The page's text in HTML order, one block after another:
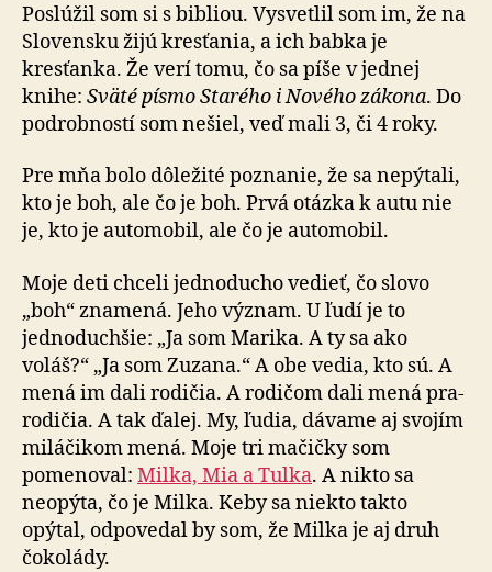
Poslúžil som si s bibliou. Vysvetlil som im, že na
Slo­ven­sku žijú kresťania, a ich babka je
kresťanka. Že verí tomu, čo sa píše v jednej
knihe: Sväté písmo Starého i Nového zákona. Do
podrobností som nešiel, veď mali 3, či 4 roky.
Pre mňa bolo dôležité poznanie, že sa nepýtali,
kto je boh, ale čo je boh. Prvá otázka k autu nie
je, kto je automobil, ale čo je automobil.
Moje deti chceli jednoducho vedieť, čo slovo
„boh“ zna­me­ná. Jeho význam. U ľudí je to
jednoduchšie: „Ja som Ma­ri­ka. A ty sa ako
voláš?“ „Ja som Zuzana.“ A obe vedia, kto sú. A
mená im dali rodičia. A rodičom dali mená pra­
ro­di­čia. A tak ďalej. My, ľudia, dávame aj svojím
miláčikom mená. Moje tri mačičky som
pomenoval: Milka, Mia a Tulka. A nikto sa
neopýta, čo je Milka. Keby sa niekto takto
opýtal, odpovedal by som, že Milka je aj druh
čo­ko­lády.